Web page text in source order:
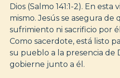
Dios (Salmo 141:1-2). En esta
mismo. Jesús se asegura
sufrimiento ni sacrificio por
Como sacerdote, está listo
su pueblo a la presencia de
gobierne junto a él.